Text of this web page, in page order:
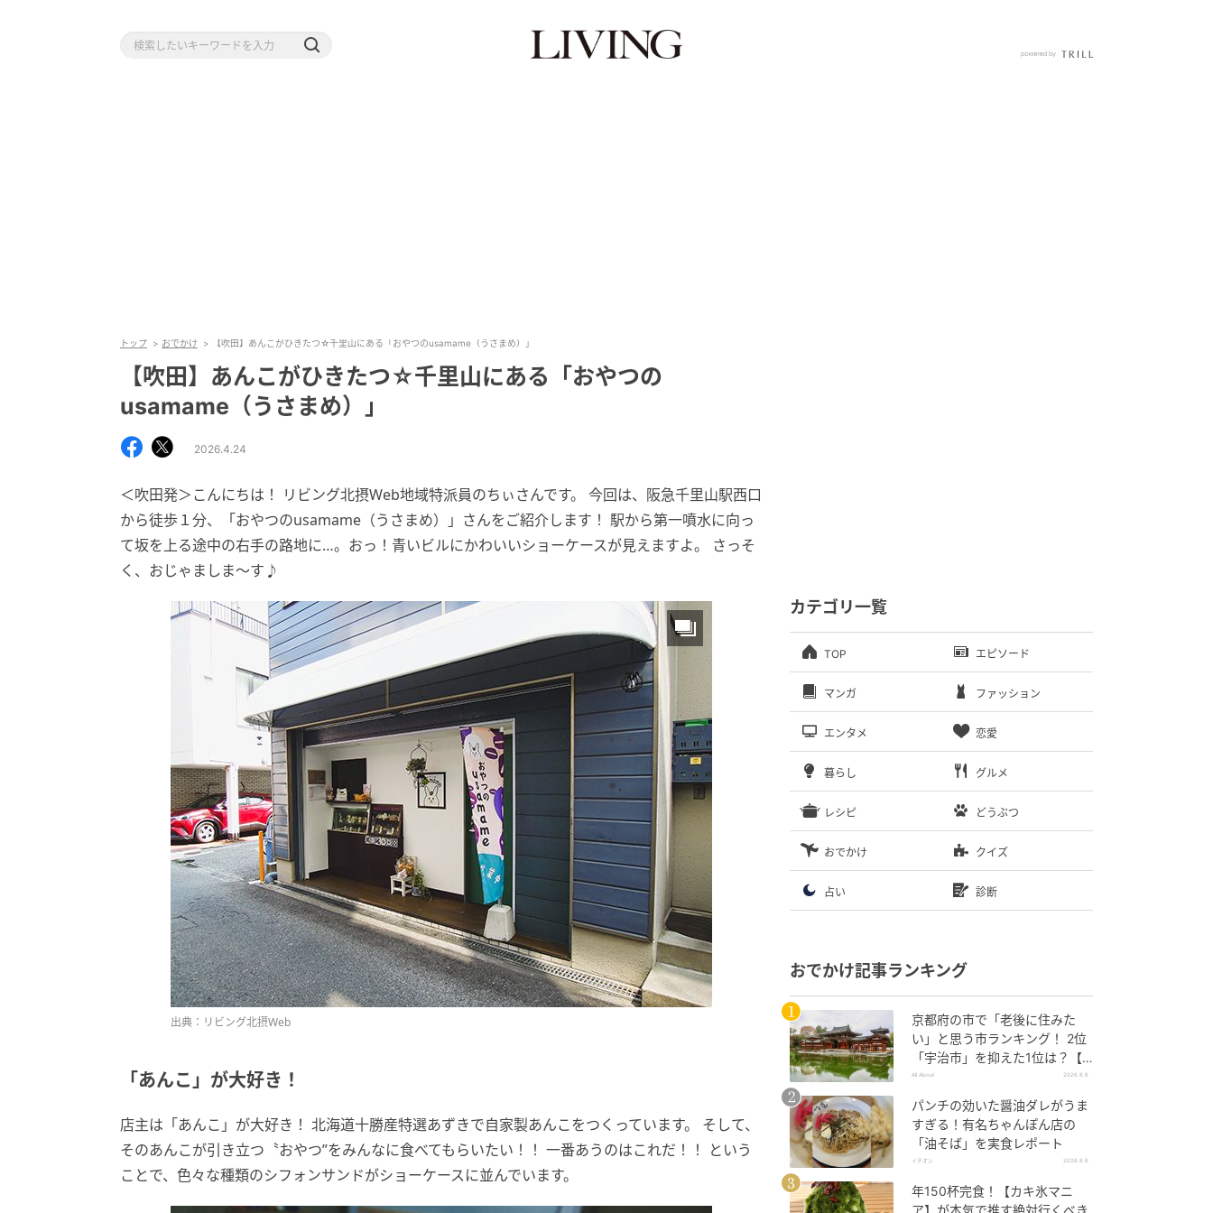
トップ おでかけ 【吹田】あんこがひきたつ☆千里山にある「おやつのusamame（うさまめ）」
【吹田】あんこがひきたつ☆千里山にある「おやつの
usamame（うさまめ）」
2026.4.24
＜吹田発＞こんにちは！ リビング北摂Web地域特派員のちぃさんです。 今回は、阪急千里山駅西口
から徒歩１分、「おやつのusamame（うさまめ）」さんをご紹介します！ 駅から第一噴水に向っ
て坂を上る途中の右手の路地に…。おっ！青いビルにかわいいショーケースが見えますよ。 さっそ
く、おじゃましま～す♪
出典：リビング北摂Web
「あんこ」が大好き！
店主は「あんこ」が大好き！ 北海道十勝産特選あずきで自家製あんこをつくっています。 そして、
そのあんこが引き立つ〝おやつ”をみんなに食べてもらいたい！！ 一番あうのはこれだ！！ という
ことで、色々な種類のシフォンサンドがショーケースに並んでいます。
カテゴリ一覧
TOP エピソード
マンガ ファッション
エンタメ 恋愛
暮らし グルメ
レシピ どうぶつ
おでかけ クイズ
占い 診断
おでかけ記事ランキング
京都府の市で「老後に住みた
い」と思う市ランキング！ 2位
「宇治市」を抑えた1位は？【2
026年調査】
All About 2026.8.6
パンチの効いた醤油ダレがうま
すぎる！有名ちゃんぽん店の
「油そば」を実食レポート
イチオシ 2026.8.6
年150杯完食！【カキ氷マニ
ア】が本気で推す絶対行くべき